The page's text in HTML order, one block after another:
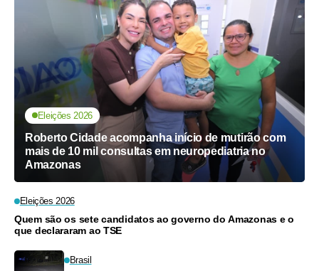
Eleições 2026
Roberto Cidade acompanha início de mutirão com
mais de 10 mil consultas em neuropediatria no
Amazonas
Eleições 2026
Quem são os sete candidatos ao governo do Amazonas e o
que declararam ao TSE
Brasil